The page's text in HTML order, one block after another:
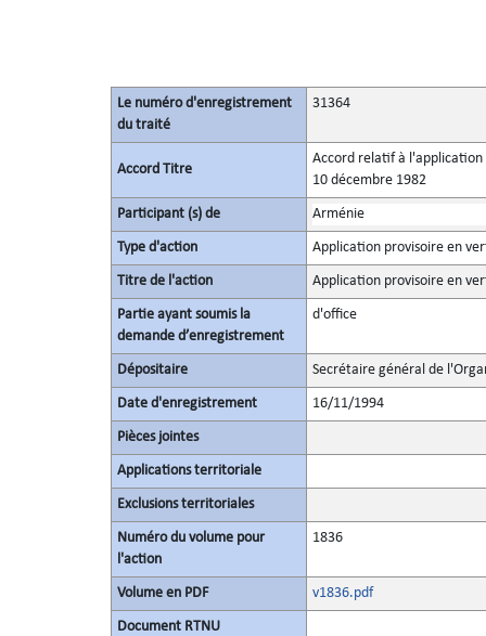
Le numéro d'enregistrement
du traité
31364
Accord Titre
Accord relatif à l'application
10 décembre 1982
Participant (s) de Arménie
Type d'action Application provisoire en
Titre de l'action Application provisoire en
Partie ayant soumis la
demande d’enregistrement
d'office
Dépositaire Secrétaire général de
Date d'enregistrement 16/11/1994
Pièces jointes
Applications territoriale
Exclusions territoriales
Numéro du volume pour
l'action
1836
Volume en PDF v1836.pdf
Document RTNU